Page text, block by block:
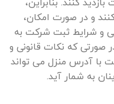
و در صورت امکان،
و شرایط ثبت شرکت به
صورتی که نکات قانونی و
با آدرس منزل می ‌تواند
به شمار آید.